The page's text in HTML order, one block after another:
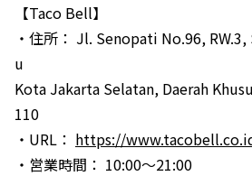
【Taco Bell】
・住所： Jl. Senopati No.96,
u
Kota Jakarta Selatan, Daerah
110
・URL： https://
・営業時間： 10:00～21:00